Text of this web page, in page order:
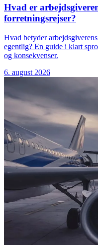
Hvad er
forretningsrejser?
Hvad betyder
egentlig? En guide i klart
og konsekvenser.
6. august 2026